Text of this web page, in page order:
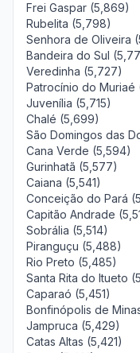
Frei Gaspar (5,869)
Rubelita (5,798)
Senhora de Oliveira
Bandeira do Sul
Veredinha (5,727)
Patrocínio do Muriaé
Juvenília (5,715)
Chalé (5,699)
São Domingos das
Cana Verde (5,594)
Gurinhatã (5,577)
Caiana (5,541)
Conceição do Pará
Capitão Andrade
Sobrália (5,514)
Piranguçu (5,488)
Rio Preto (5,485)
Santa Rita do Itueto
Caparaó (5,451)
Bonfinópolis de
Jampruca (5,429)
Catas Altas (5,421)